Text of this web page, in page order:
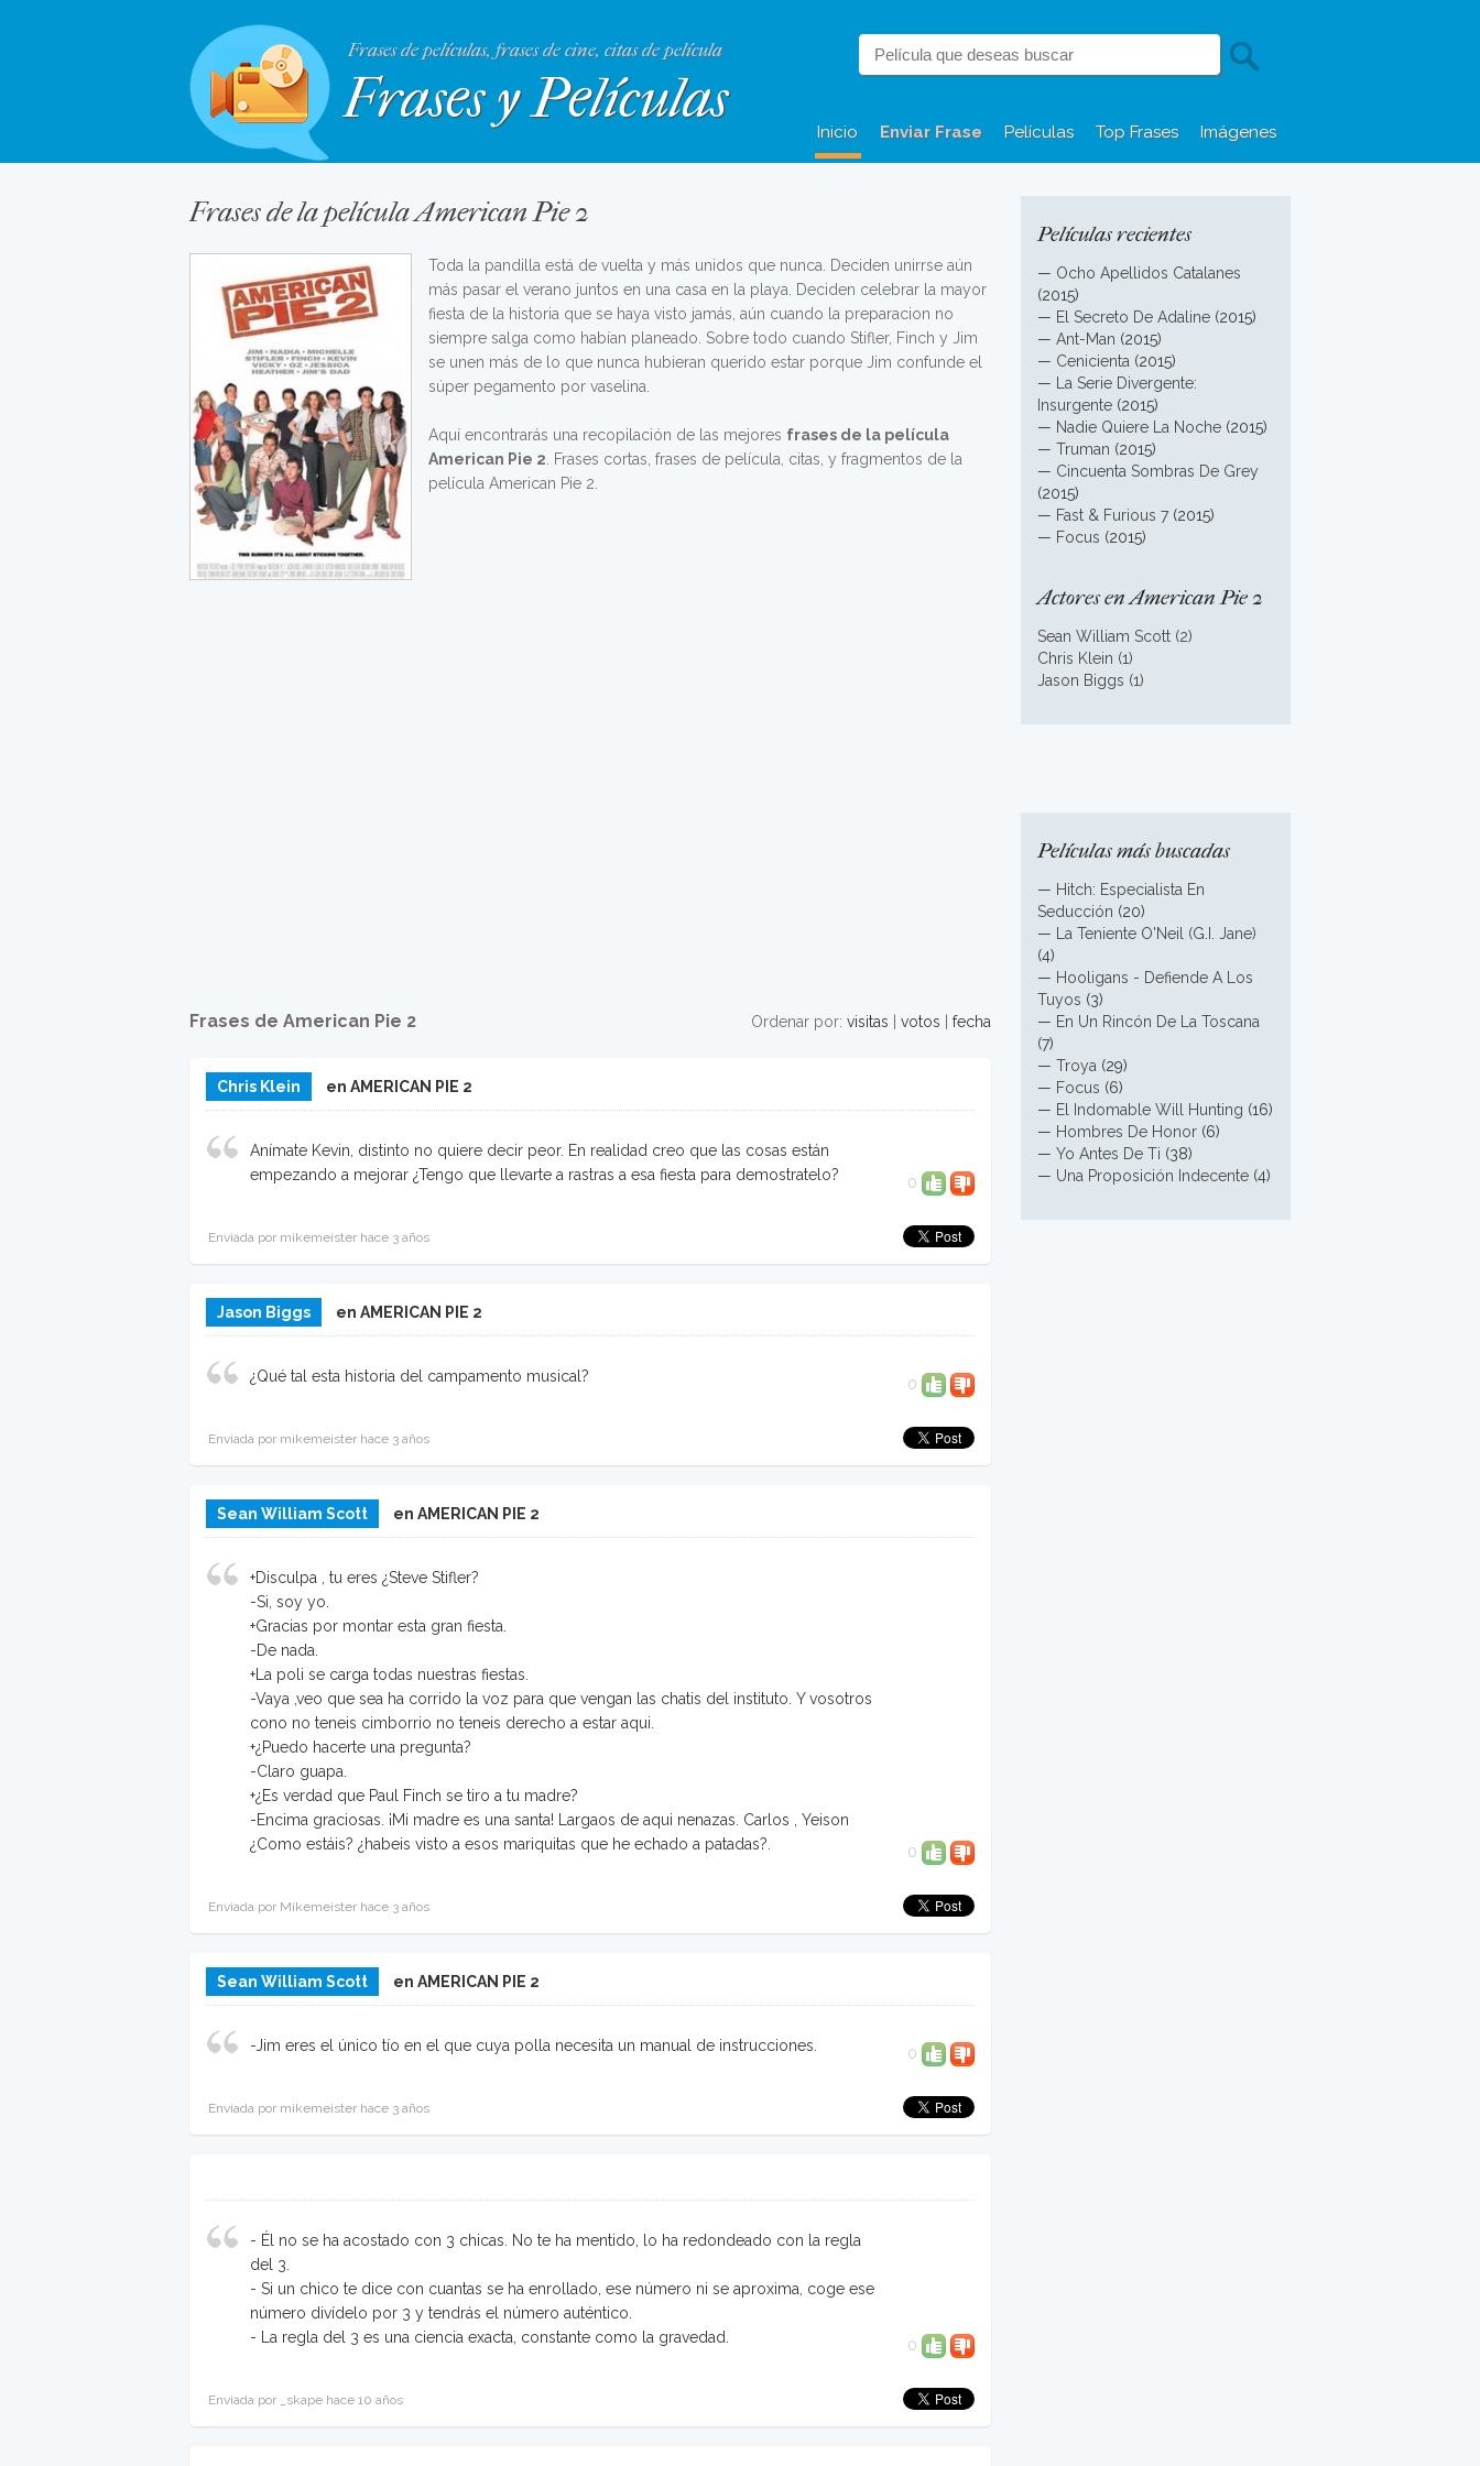
Frases de películas, frases de cine, citas de película
Frases y Películas
Inicio Enviar Frase Películas Top Frases Imágenes
Frases de la película American Pie 2
Toda la pandilla está de vuelta y más unidos que nunca. Deciden unirrse aún
más pasar el verano juntos en una casa en la playa. Deciden celebrar la mayor
fiesta de la historia que se haya visto jamás, aún cuando la preparacion no
siempre salga como habían planeado. Sobre todo cuando Stifler, Finch y Jim
se unen más de lo que nunca hubieran querido estar porque Jim confunde el
súper pegamento por vaselina.
Aquí encontrarás una recopilación de las mejores frases de la película
American Pie 2 . Frases cortas, frases de película, citas, y fragmentos de la
película American Pie 2.
Ordenar por: visitas votos fecha
Frases de American Pie 2
Chris Klein en AMERICAN PIE 2
Anímate Kevin, distinto no quiere decir peor. En realidad creo que las cosas están
empezando a mejorar ¿Tengo que llevarte a rastras a esa fiesta para demostratelo?
0
Enviada por mikemeister hace 3 años
Jason Biggs en AMERICAN PIE 2
¿Qué tal esta historia del campamento musical? 0
Enviada por mikemeister hace 3 años
Sean William Scott en AMERICAN PIE 2
+Disculpa , tu eres ¿Steve Stifler?
-Si, soy yo.
+Gracias por montar esta gran fiesta.
-De nada.
+La poli se carga todas nuestras fiestas.
-Vaya ,veo que sea ha corrido la voz para que vengan las chatis del instituto. Y vosotros
cono no teneis cimborrio no teneis derecho a estar aqui.
+¿Puedo hacerte una pregunta?
-Claro guapa.
+¿Es verdad que Paul Finch se tiro a tu madre?
-Encima graciosas. ¡Mi madre es una santa! Largaos de aqui nenazas. Carlos , Yeison
¿Como estáis? ¿habeis visto a esos mariquitas que he echado a patadas?.
0
Enviada por Mikemeister hace 3 años
Sean William Scott en AMERICAN PIE 2
-Jim eres el único tío en el que cuya polla necesita un manual de instrucciones. 0
Enviada por mikemeister hace 3 años
- Él no se ha acostado con 3 chicas. No te ha mentido, lo ha redondeado con la regla
del 3.
- Si un chico te dice con cuantas se ha enrollado, ese número ni se aproxima, coge ese
número divídelo por 3 y tendrás el número auténtico.
- La regla del 3 es una ciencia exacta, constante como la gravedad.
0
Enviada por _skape hace 10 años
Películas recientes
— Ocho Apellidos Catalanes
(2015)
— El Secreto De Adaline (2015)
— Ant-Man (2015)
— Cenicienta (2015)
—
La Serie Divergente:
Insurgente (2015)
— Nadie Quiere La Noche (2015)
— Truman (2015)
— Cincuenta Sombras De Grey
(2015)
— Fast & Furious 7 (2015)
— Focus (2015)
Actores en American Pie 2
Sean William Scott (2)
Chris Klein (1)
Jason Biggs (1)
Películas más buscadas
— Hitch: Especialista En
Seducción (20)
—
La Teniente O'Neil (G.I. Jane)
(4)
— Hooligans - Defiende A Los
Tuyos (3)
— En Un Rincón De La Toscana
(7)
— Troya (29)
— Focus (6)
— El Indomable Will Hunting (16)
— Hombres De Honor (6)
— Yo Antes De Ti (38)
— Una Proposición Indecente (4)